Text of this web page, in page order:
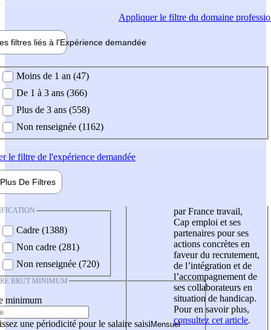
Appliquerle filtre du domaine
filtres liés à l'Expérience demandée
demandée
Moins de 1 an (47)
De 1 à 3 ans (366)
Plus de 3 ans (558)
Non renseignée (1162)
le filtre de l'expérience demandée
Plus De Filtres
Cadre (1388)
Non cadre (281)
Non renseignée (720)
BRUT MINIMUM
minimum
une périodicité pour le salaire saisi
par France travail,
Cap emploi et ses
partenaires pour ses
actions concrètes en
faveur du recrutement,
de l’intégration et de
l’accompagnement de
ses collaborateurs en
situation de handicap.
Pour en savoir plus,
consultez cet article.